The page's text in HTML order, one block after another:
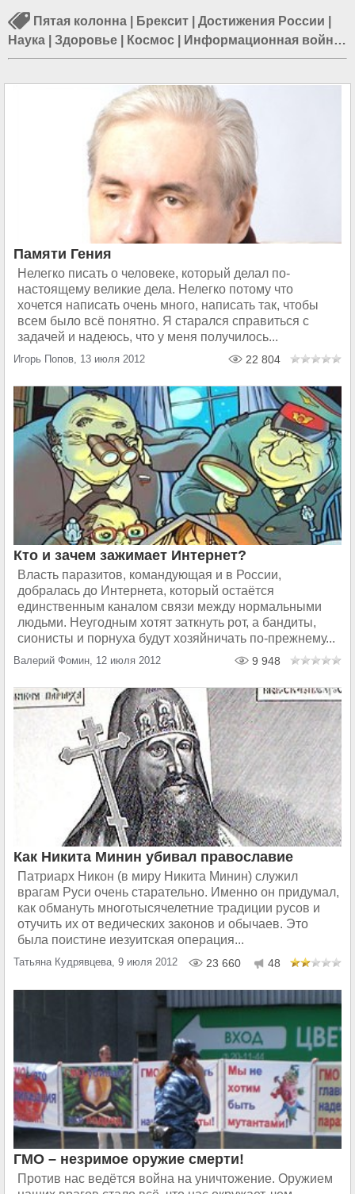
Пятая колонна Брексит Достижения России
Наука
Здоровье Космос Информационная война|
Санкции против России|Очищение России|
Памяти Гения
Нелегко писать о человеке, который делал по-
настоящему великие дела. Нелегко потому что
хочется написать очень много, написать так, чтобы
всем было всё понятно. Я старался справиться с
задачей и надеюсь, что у меня получилось...
Игорь Попов, 13 июля 2012 22 804
Кто и зачем зажимает Интернет?
Власть паразитов, командующая и в России,
добралась до Интернета, который остаётся
единственным каналом связи между нормальными
людьми. Неугодным хотят заткнуть рот, а бандиты,
сионисты и порнуха будут хозяйничать по-прежнему...
Валерий Фомин, 12 июля 2012 9 948
Как Никита Минин убивал православие
Патриарх Никон (в миру Никита Минин) служил
врагам Руси очень старательно. Именно он придумал,
как обмануть многотысячелетние традиции русов и
отучить их от ведических законов и обычаев. Это
была поистине иезуитская операция...
Татьяна Кудрявцева, 9 июля 2012 23 660 48
ГМО – незримое оружие смерти!
Против нас ведётся война на уничтожение. Оружием